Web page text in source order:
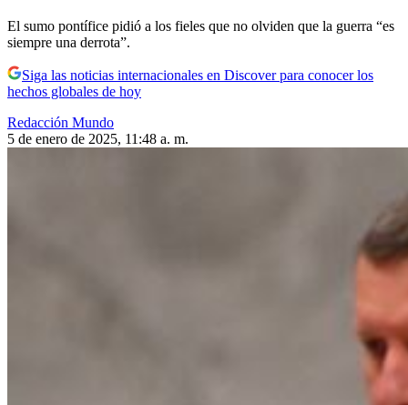
El sumo pontífice pidió a los fieles que no olviden que la guerra “es
siempre una derrota”.
Siga las noticias internacionales en Discover para conocer los
hechos globales de hoy
Redacción Mundo
5 de enero de 2025, 11:48 a. m.